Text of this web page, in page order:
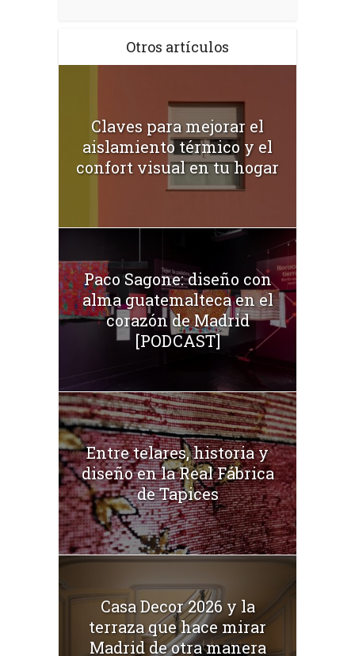
Otros artículos
Claves para mejorar el
aislamiento térmico y el
confort visual en tu hogar
Paco Sagone: diseño con
alma guatemalteca en el
corazón de Madrid
[PODCAST]
Entre telares, historia y
diseño en la Real Fábrica
de Tapices
Casa Decor 2026 y la
terraza que hace mirar
Madrid de otra manera